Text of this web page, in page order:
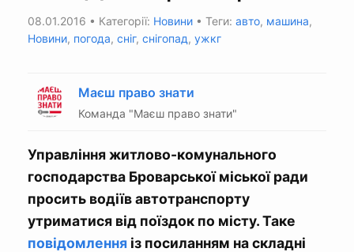
08.01.2016 • Категорії: Новини • Теги: авто, машина,
Новини, погода, сніг, снігопад, ужкг
Маєш право знати
Команда "Маєш право знати"
Управління житлово-комунального
господарства Броварської міської ради
просить водіїв автотранспорту
утриматися від поїздок по місту. Таке
повідомлення із посиланням на складні